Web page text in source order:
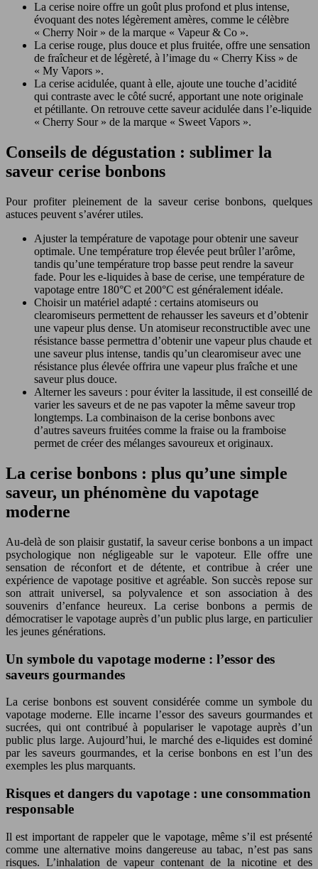
La cerise noire offre un goût plus profond et plus intense,
évoquant des notes légèrement amères, comme le célèbre
« Cherry Noir » de la marque « Vapeur & Co ».
La cerise rouge, plus douce et plus fruitée, offre une sensation
de fraîcheur et de légèreté, à l’image du « Cherry Kiss » de
« My Vapors ».
La cerise acidulée, quant à elle, ajoute une touche d’acidité
qui contraste avec le côté sucré, apportant une note originale
et pétillante. On retrouve cette saveur acidulée dans l’e-liquide
« Cherry Sour » de la marque « Sweet Vapors ».
Conseils de dégustation : sublimer la
saveur cerise bonbons
Pour profiter pleinement de la saveur cerise bonbons, quelques
astuces peuvent s’avérer utiles.
Ajuster la température de vapotage pour obtenir une saveur
optimale. Une température trop élevée peut brûler l’arôme,
tandis qu’une température trop basse peut rendre la saveur
fade. Pour les e-liquides à base de cerise, une température de
vapotage entre 180°C et 200°C est généralement idéale.
Choisir un matériel adapté : certains atomiseurs ou
clearomiseurs permettent de rehausser les saveurs et d’obtenir
une vapeur plus dense. Un atomiseur reconstructible avec une
résistance basse permettra d’obtenir une vapeur plus chaude et
une saveur plus intense, tandis qu’un clearomiseur avec une
résistance plus élevée offrira une vapeur plus fraîche et une
saveur plus douce.
Alterner les saveurs : pour éviter la lassitude, il est conseillé de
varier les saveurs et de ne pas vapoter la même saveur trop
longtemps. La combinaison de la cerise bonbons avec
d’autres saveurs fruitées comme la fraise ou la framboise
permet de créer des mélanges savoureux et originaux.
La cerise bonbons : plus qu’une simple
saveur, un phénomène du vapotage
moderne
Au-delà de son plaisir gustatif, la saveur cerise bonbons a un impact
psychologique non négligeable sur le vapoteur. Elle offre une
sensation de réconfort et de détente, et contribue à créer une
expérience de vapotage positive et agréable. Son succès repose sur
son attrait universel, sa polyvalence et son association à des
souvenirs d’enfance heureux. La cerise bonbons a permis de
démocratiser le vapotage auprès d’un public plus large, en particulier
les jeunes générations.
Un symbole du vapotage moderne : l’essor des
saveurs gourmandes
La cerise bonbons est souvent considérée comme un symbole du
vapotage moderne. Elle incarne l’essor des saveurs gourmandes et
sucrées, qui ont contribué à populariser le vapotage auprès d’un
public plus large. Aujourd’hui, le marché des e-liquides est dominé
par les saveurs gourmandes, et la cerise bonbons en est l’un des
exemples les plus marquants.
Risques et dangers du vapotage : une consommation
responsable
Il est important de rappeler que le vapotage, même s’il est présenté
comme une alternative moins dangereuse au tabac, n’est pas sans
risques. L’inhalation de vapeur contenant de la nicotine et des